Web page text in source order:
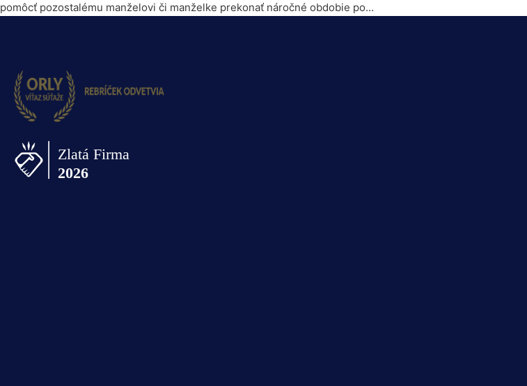
pomôcť pozostalému manželovi či manželke prekonať náročné obdobie po…